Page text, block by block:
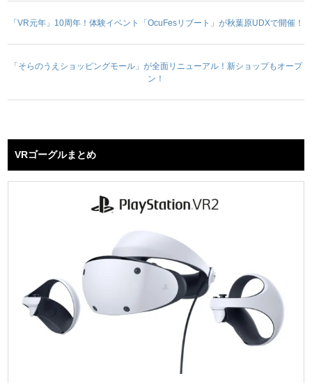
「VR元年」10周年！体験イベント「OcuFesリブート」が秋葉原UDXで開催！
「そらのうえショッピングモール」が全面リニューアル！新ショップもオープ
ン！
VRゴーグルまとめ